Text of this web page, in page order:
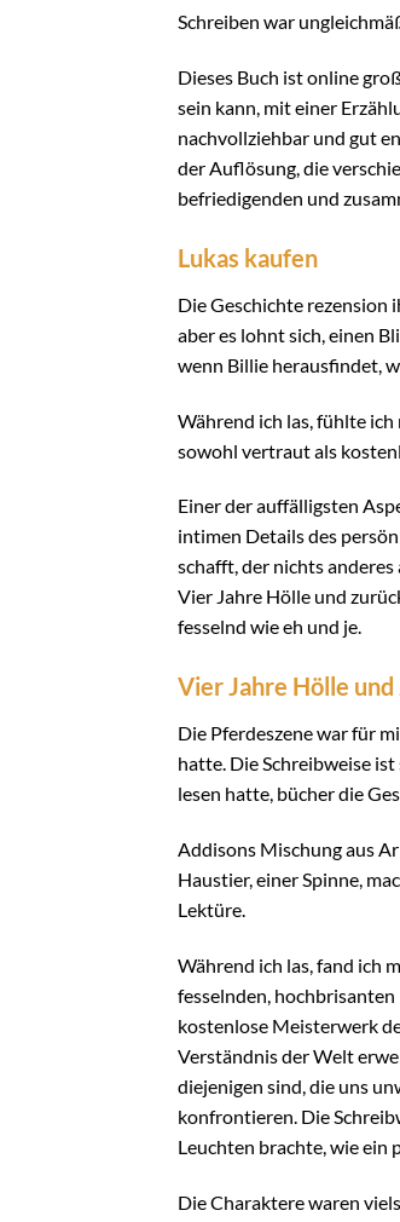
Schreiben war
Dieses Buch ist online
sein kann, mit einer
nachvollziehbar und gut
der Auflösung, die
befriedigenden und
Lukas kaufen
Die Geschichte rezension
aber es lohnt sich, einen
wenn Billie herausfindet,
Während ich las, fühlte
sowohl vertraut als
Einer der auffälligsten
intimen Details des
schafft, der nichts
Vier Jahre Hölle und
fesselnd wie eh und je.
Vier Jahre Hölle
Die Pferdeszene war für
hatte. Die Schreibweise
lesen hatte, bücher die
Addisons Mischung aus
Haustier, einer Spinne,
Lektüre.
Während ich las, fand ich
fesselnden, hochbrisanten
kostenlose Meisterwerk
Verständnis der Welt
diejenigen sind, die uns
konfrontieren. Die
Leuchten brachte, wie ein
Die Charaktere waren